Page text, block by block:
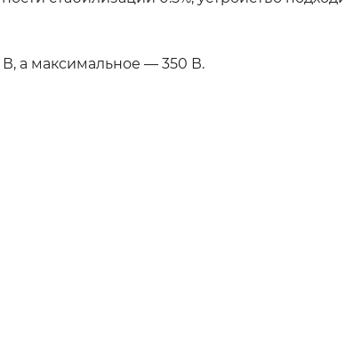
а максимальное — 350 В.